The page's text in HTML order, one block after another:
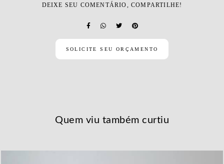
DEIXE SEU COMENTÁRIO, COMPARTILHE!
SOLICITE SEU ORÇAMENTO
Quem viu também curtiu